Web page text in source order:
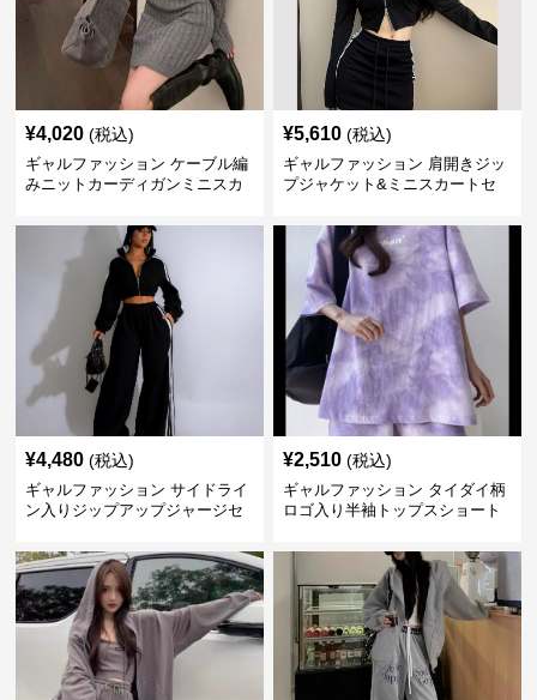
¥4,020 (税込)
ギャルファッション ケーブル編
みニットカーディガンミニスカ
¥5,610 (税込)
ギャルファッション 肩開きジッ
プジャケット&ミニスカートセ
¥4,480 (税込)
ギャルファッション サイドライ
ン入りジップアップジャージセ
¥2,510 (税込)
ギャルファッション タイダイ柄
ロゴ入り半袖トップスショート